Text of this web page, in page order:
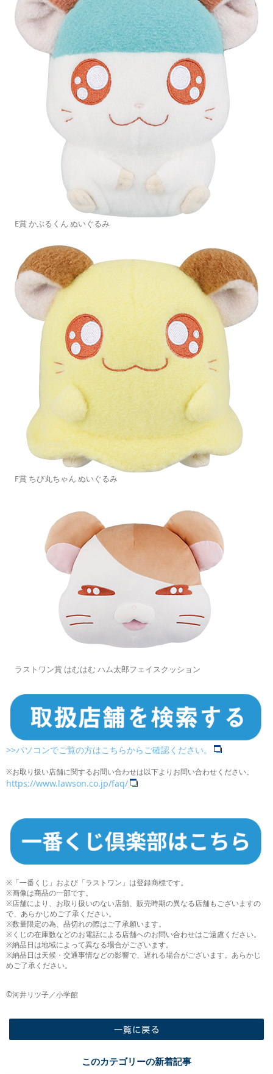
E賞 かぶるくん ぬいぐるみ
F賞 ちび丸ちゃん ぬいぐるみ
ラストワン賞 はむはむ ハム太郎フェイスクッション
>>パソコンでご覧の方はこちらからご確認ください。
※お取り扱い店舗に関するお問い合わせは以下よりお問い合わせください。
https://www.lawson.co.jp/faq/
※「一番くじ」および「ラストワン」は登録商標です。
※画像は商品の一部です。
※店舗により、お取り扱いのない店舗、販売時期の異なる店舗もございますの
で、あらかじめご了承ください。
※数量限定の為、品切れの際はご了承願います。
※くじの在庫数などのお電話による店舗へのお問い合わせはご遠慮ください。
※納品日は地域によって異なる場合がございます。
※納品日は天候・交通事情などの影響で、遅れる場合がございます。あらかじ
めご了承ください。
©河井リツ子／小学館
このカテゴリーの新着記事